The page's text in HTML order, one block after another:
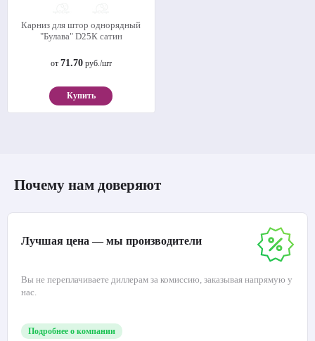
Карниз для штор однорядный
"Булава" D25К сатин
от 71.70руб./шт
Купить
Почему нам доверяют
Лучшая цена — мы производители
Вы не переплачиваете диллерам за комиссию, заказывая напрямую у
нас.
Подробнее о компании